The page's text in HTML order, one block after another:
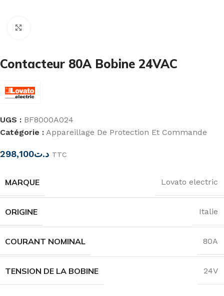
Contacteur 80A Bobine 24VAC
UGS : BF8000A024
Catégorie : Appareillage De Protection Et Commande
د.ت298,100 TTC
MARQUE Lovato electric
ORIGINE Italie
COURANT NOMINAL 80A
TENSION DE LA BOBINE 24V